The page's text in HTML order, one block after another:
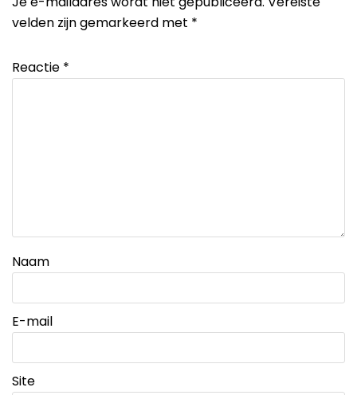
velden zijn gemarkeerd met *
Reactie *
Naam
E-mail
Site